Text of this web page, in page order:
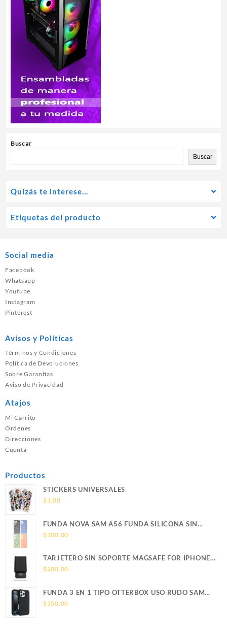
Buscar
Buscar
Quízás te interese…
Etiquetas del producto
Social media
Facebook
Whatsapp
Youtube
Instagram
Pinterest
Avisos y Políticas
Términos y Condiciones
Política de Devoluciones
Sobre Garantías
Aviso de Privacidad
Atajos
Mi Carrito
Ordenes
Direcciones
Cuenta
Productos
STICKERS UNIVERSALES
$3.00
FUNDA NOVA SAM A56 FUNDA SILICONA SIN
SOPORTE MAGNETICO SAMSUNG
$300.00
TARJETERO SIN SOPORTE MAGSAFE FOR IPHONE
LEATHER WALLET MAGSAFE
$200.00
FUNDA 3 EN 1 TIPO OTTERBOX USO RUDO SAM
S26 ULTRA SAMSUNG S26 ULTRA
$350.00